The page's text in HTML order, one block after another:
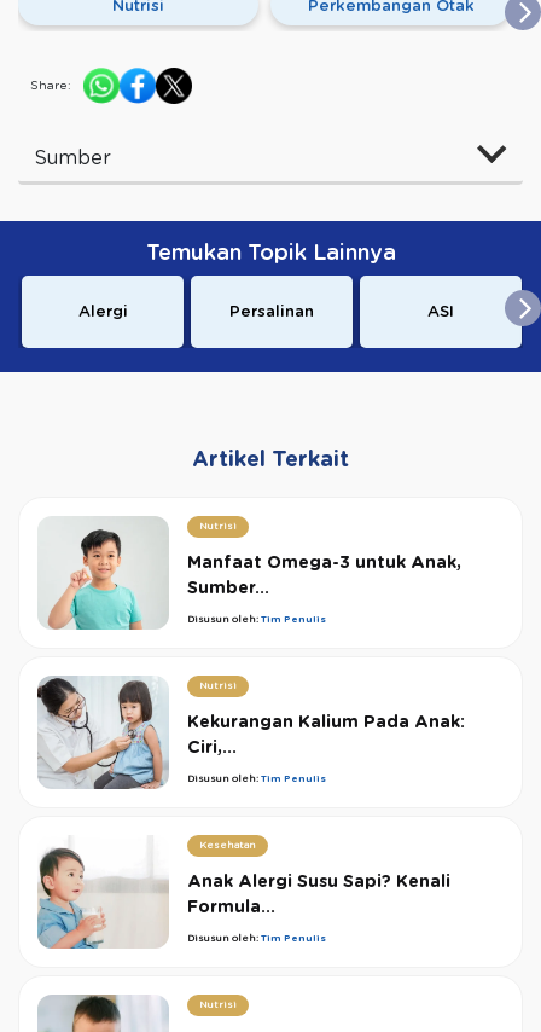
Nutrisi Perkembangan Otak
Share:
Sumber
Temukan Topik Lainnya
Alergi Persalinan ASI
Artikel Terkait
Nutrisi
Manfaat Omega-3 untuk Anak,
Sumber...
Disusun oleh: Tim Penulis
Nutrisi
Kekurangan Kalium Pada Anak:
Ciri,...
Disusun oleh: Tim Penulis
Kesehatan
Anak Alergi Susu Sapi? Kenali
Formula...
Disusun oleh: Tim Penulis
Nutrisi